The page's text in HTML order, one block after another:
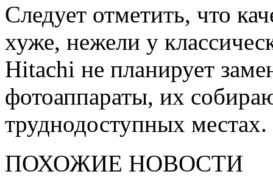
Следует отметить, что
хуже, нежели у
Hitachi не планирует
фотоаппараты, их
труднодоступных местах.
ПОХОЖИЕ НОВОСТИ